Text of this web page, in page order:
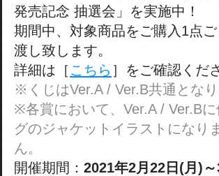
発売記念 抽選会」を実施中！
期間中、対象商品をご購入1点
渡し致します。
詳細は［ こちら ］をご確認くだ
※くじはVer.A / Ver.B共通となり
※各賞において、Ver.A / Ver.B
グのジャケットイラストになり
ん。
開催期間： 2021年2月22日(月)